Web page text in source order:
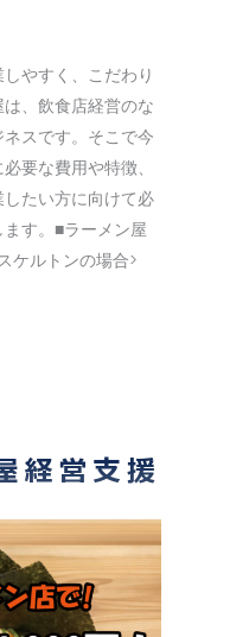
やすく、こだわり
、飲食店経営のな
スです。そこで今
要な費用や特徴、
たい方に向けて必
す。■ラーメン屋
ケルトンの場合>